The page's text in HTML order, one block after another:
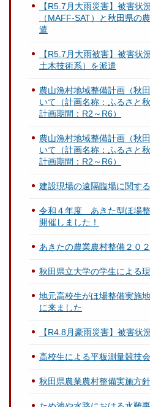
【R5.7月大雨災害】被害状
（MAFF-SAT）と秋田県の
遣
【R5.7月大雨被害】被害状
土木技術系）を派遣
農山漁村地域整備計画（秋
いて（計画名称：ふるさと
計画期間：R2～R6）
農山漁村地域整備計画（秋
いて（計画名称：ふるさと
計画期間：R2～R6）
建設現場の遠隔臨場に関す
令和４年度 あきた型ほ場
開催しました！
あきたの農業農村整備２０
秋田県立大学の学生による
地元高校生がほ場整備実施
に来ました
【R4.8月豪雨災害】被害状
高校生による平板測量競技
秋田県農業農村整備実施方